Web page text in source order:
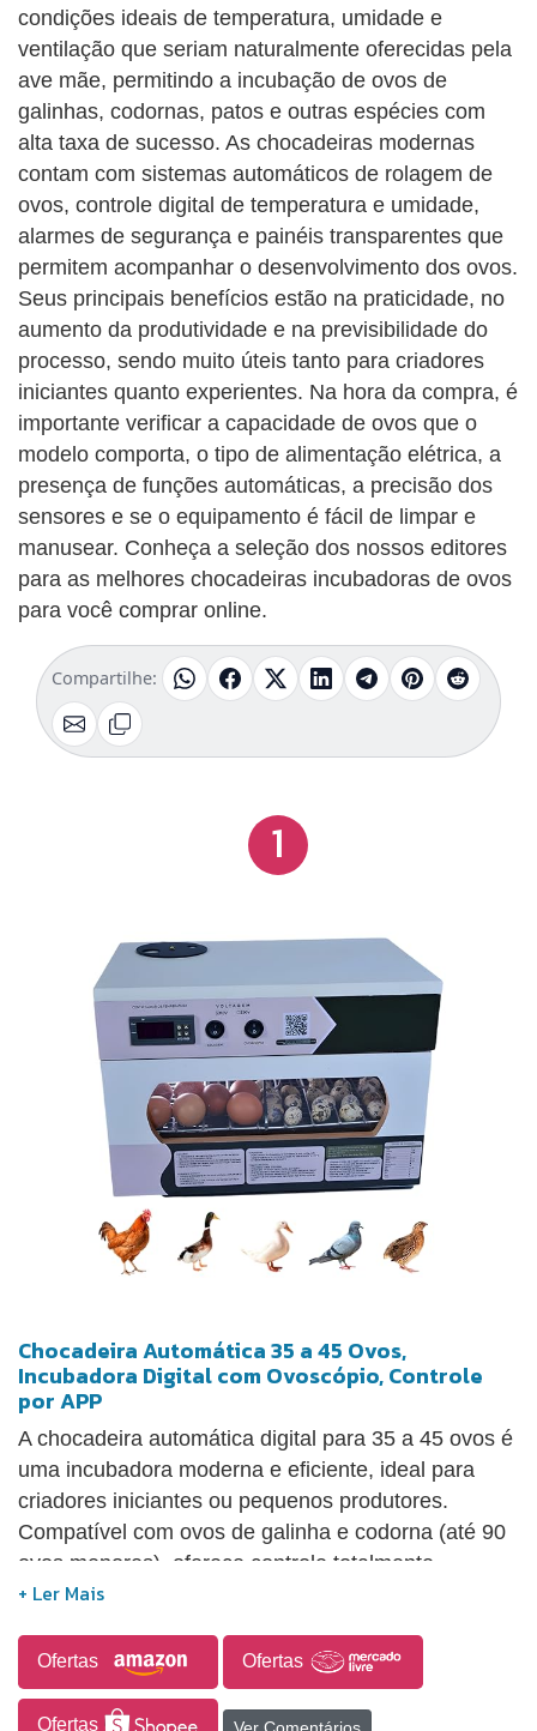
condições ideais de temperatura, umidade e
ventilação que seriam naturalmente oferecidas pela
ave mãe, permitindo a incubação de ovos de
galinhas, codornas, patos e outras espécies com
alta taxa de sucesso. As chocadeiras modernas
contam com sistemas automáticos de rolagem de
ovos, controle digital de temperatura e umidade,
alarmes de segurança e painéis transparentes que
permitem acompanhar o desenvolvimento dos ovos.
Seus principais benefícios estão na praticidade, no
aumento da produtividade e na previsibilidade do
processo, sendo muito úteis tanto para criadores
iniciantes quanto experientes. Na hora da compra, é
importante verificar a capacidade de ovos que o
modelo comporta, o tipo de alimentação elétrica, a
presença de funções automáticas, a precisão dos
sensores e se o equipamento é fácil de limpar e
manusear. Conheça a seleção dos nossos editores
para as melhores chocadeiras incubadoras de ovos
para você comprar online.
Compartilhe:
1
Chocadeira Automática 35 a 45 Ovos,
Incubadora Digital com Ovoscópio, Controle
por APP
A chocadeira automática digital para 35 a 45 ovos é
uma incubadora moderna e eficiente, ideal para
criadores iniciantes ou pequenos produtores.
Compatível com ovos de galinha e codorna (até 90
ovos menores), oferece controle totalmente
automatizado de temperatura, umidade e rolagem
ovoscópio incluso para acompanhar o
desenvolvimento embrionário com precisão, além
de permitir o monitoramento remoto via aplicativo,
Ofertas Ofertas
Ofertas